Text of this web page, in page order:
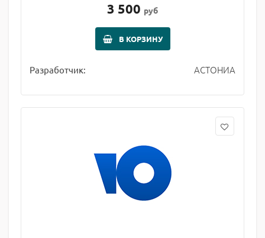
3 500 руб
В КОРЗИНУ
Разработчик: АСТОНИА